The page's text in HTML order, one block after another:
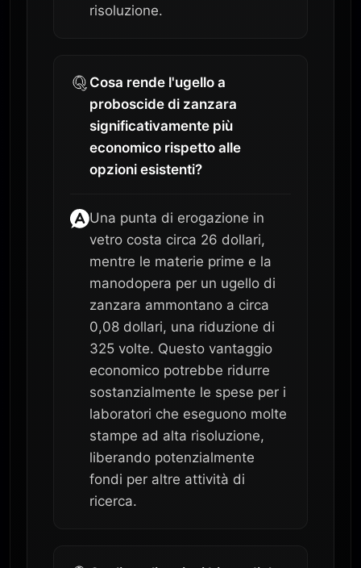
risoluzione.
Cosa rende l'ugello a
proboscide di zanzara
significativamente più
economico rispetto alle
opzioni esistenti?
Una punta di erogazione in
vetro costa circa 26 dollari,
mentre le materie prime e la
manodopera per un ugello di
zanzara ammontano a circa
0,08 dollari, una riduzione di
325 volte. Questo vantaggio
economico potrebbe ridurre
sostanzialmente le spese per i
laboratori che eseguono molte
stampe ad alta risoluzione,
liberando potenzialmente
fondi per altre attività di
ricerca.